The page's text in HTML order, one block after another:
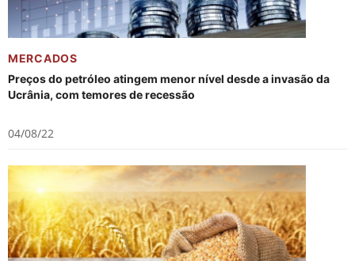
MERCADOS
Preços do petróleo atingem menor nível desde a invasão da
Ucrânia, com temores de recessão
04/08/22